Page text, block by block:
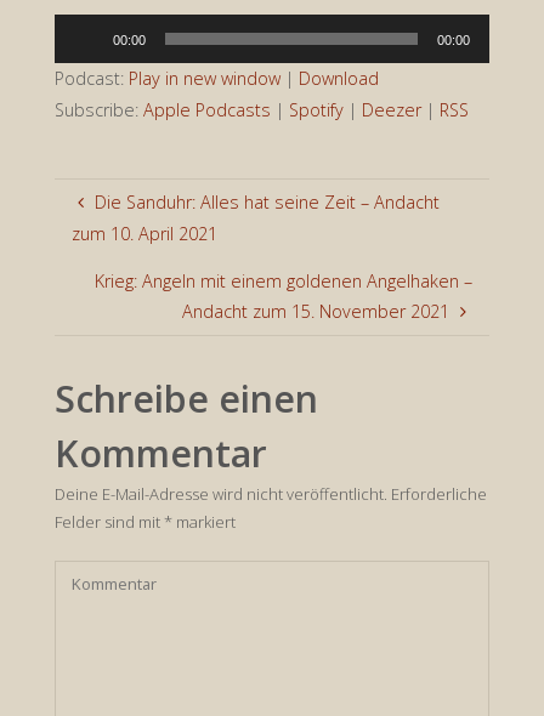
Player
00:00 00:00
Podcast: Play in new window| Download
Subscribe: Apple Podcasts | Spotify| Deezer| RSS
Die Sanduhr: Alles hat seine Zeit – Andacht
zum 10. April 2021
Krieg: Angeln mit einem goldenen Angelhaken –
Andacht zum 15. November 2021
Schreibe einen
Kommentar
Deine E-Mail-Adresse wird nicht veröffentlicht. Erforderliche
Felder sind mit*markiert